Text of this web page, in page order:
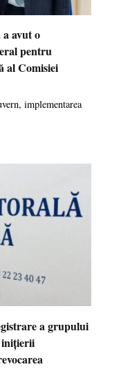
avut o
pentru
al Comisiei
implementarea
a grupului
inițierii